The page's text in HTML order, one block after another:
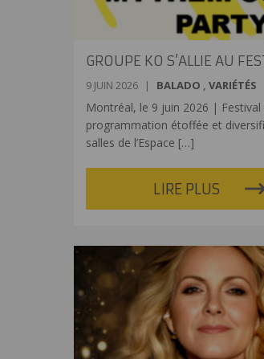
GROUPE KO S’ALLIE AU
9 JUIN 2026 | BALADO VARIÉTÉS
Montréal, le 9 juin 2026 |
programmation étoffée et
salles de l’Espace […]
LIRE PLUS